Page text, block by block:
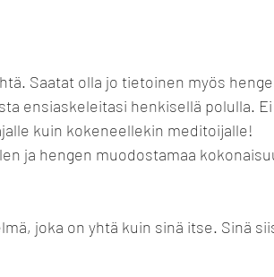
Saatat olla jo tietoinen myös
ensiaskeleitasi henkisellä polulla. Ei
kuin kokeneellekin meditoijalle!
ja hengen muodostamaa
joka on yhtä kuin sinä itse. Sinä